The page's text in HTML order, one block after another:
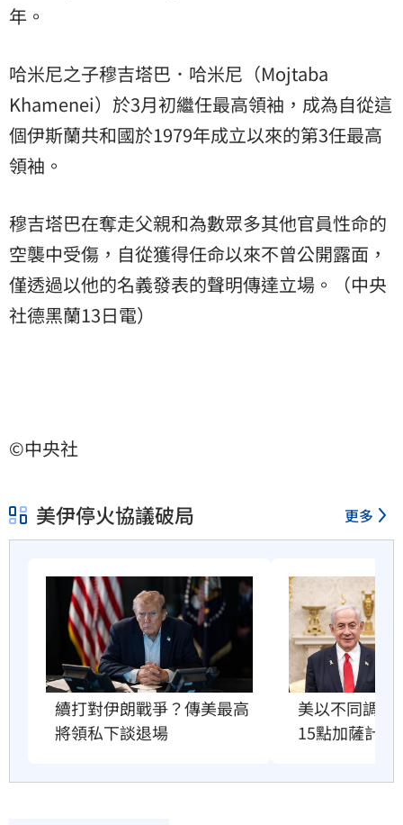
年。
哈米尼之子穆吉塔巴．哈米尼（Mojtaba
Khamenei）於3月初繼任最高領袖，成為自從這
個伊斯蘭共和國於1979年成立以來的第3任最高
領袖。
穆吉塔巴在奪走父親和為數眾多其他官員性命的
空襲中受傷，自從獲得任命以來不曾公開露面，
僅透過以他的名義發表的聲明傳達立場。（中央
社德黑蘭13日電）
©中央社
美伊停火協議破局 更多
續打對伊朗戰爭？傳美最高
將領私下談退場
美以不同調！
15點加薩計畫